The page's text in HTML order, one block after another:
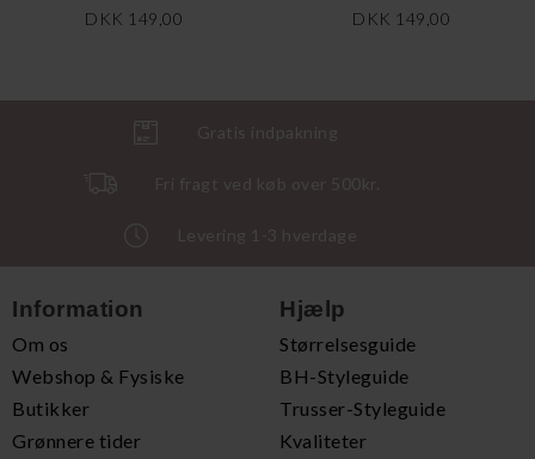
DKK 149,00
DKK 149,00
Gratis indpakning
Fri fragt ved køb over 500kr.
Levering 1-3 hverdage
Information
Om os
Webshop & Fysiske
Butikker
Grønnere tider
Hjælp
Størrelsesguide
BH-Styleguide
Trusser-Styleguide
Kvaliteter